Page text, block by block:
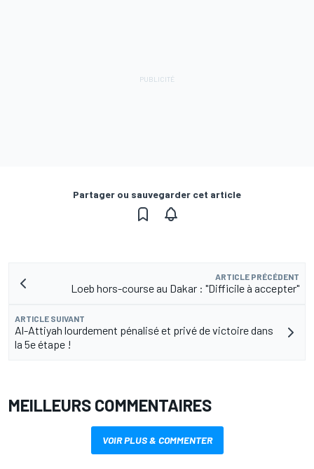
Partager ou sauvegarder cet article
ARTICLE PRÉCÉDENT
Loeb hors-course au Dakar : "Difficile à accepter"
ARTICLE SUIVANT
Al-Attiyah lourdement pénalisé et privé de victoire dans
la 5e étape !
MEILLEURS COMMENTAIRES
VOIR PLUS & COMMENTER